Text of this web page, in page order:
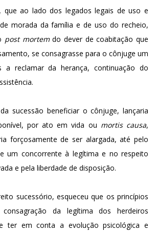
que ao lado dos legados legais de uso e
morada da família e de uso do recheio,
post mortemdo dever de coabitação que
se consagrasse para o cônjuge um
a reclamar da herança, continuação do
sucessão beneficiar o cônjuge, lançaria
por ato em vida ou mortis causa,
forçosamente de ser alargada, até pelo
um concorrente à legítima e no respeito
e pela liberdade de disposição.
sucessório, esqueceu que os princípios
da legítima dos herdeiros
ter em conta a evolução psicológica e